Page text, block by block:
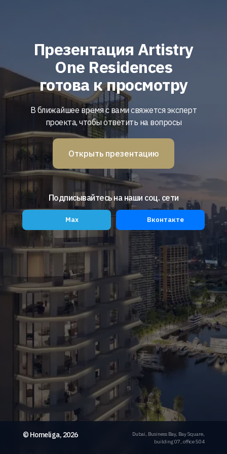
Презентация Artistry
One Residences
готова к просмотру
Подписывайтесь на наши соц. сети
В ближайшее время с вами свяжется эксперт
проекта, чтобы ответить на вопросы
Dubai, Business Bay, Bay Square,
building 07, office 504
© Homeliga, 2026
Открыть презентацию
Вконтакте
Max